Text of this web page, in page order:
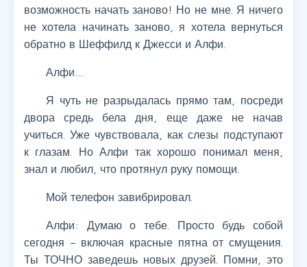
возможность начать заново! Но не мне. Я ничего
не хотела начинать заново, я хотела вернуться
обратно в Шеффилд к Джесси и Алфи.
Алфи…
Я чуть не разрыдалась прямо там, посреди
двора средь бела дня, еще даже не начав
учиться. Уже чувствовала, как слезы подступают
к глазам. Но Алфи так хорошо понимал меня,
знал и любил, что протянул руку помощи.
Мой телефон завибрировал.
Алфи: Думаю о тебе. Просто будь собой
сегодня – включая красные пятна от смущения.
Ты ТОЧНО заведешь новых друзей. Помни, это